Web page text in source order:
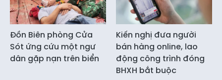
Đồn Biên phòng Cửa
Sót ứng cứu một ngư
dân gặp nạn trên biển
Kiến nghị đưa người
bán hàng online, lao
động công trình đóng
BHXH bắt buộc